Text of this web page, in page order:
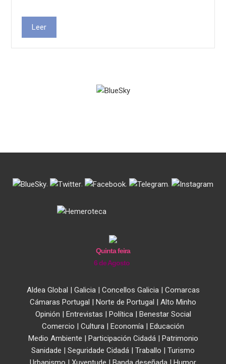
Leer
. . . .
Quinta feira
6 de Agosto
Aldea Global | Galicia| Concellos Galicia| Comarcas
Cámaras Portugal | Norte de Portugal | Alto Minho
Opinión | Entrevistas | Política| Benestar Social
Comercio | Cultura | Economía | Educación
Medio Ambiente | Participación Cidadá| Patrimonio
Sanidade | Seguridade Cidadá | Traballo | Turismo